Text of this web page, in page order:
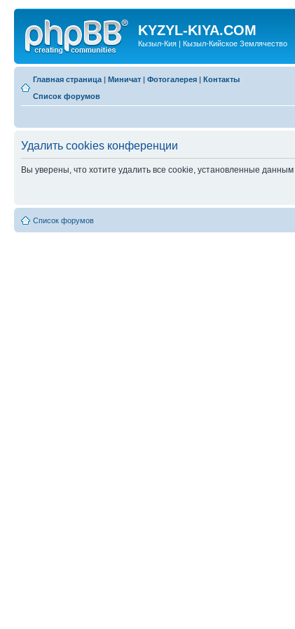
KYZYL-KIYA.COM
Кызыл-Кия | Кызыл-Кийское Землячество
Главная страница | Миничат | Фотогалерея | Контакты
Список форумов
Удалить cookies конференции
Вы уверены, что хотите удалить все cookie, установленные
Список форумов